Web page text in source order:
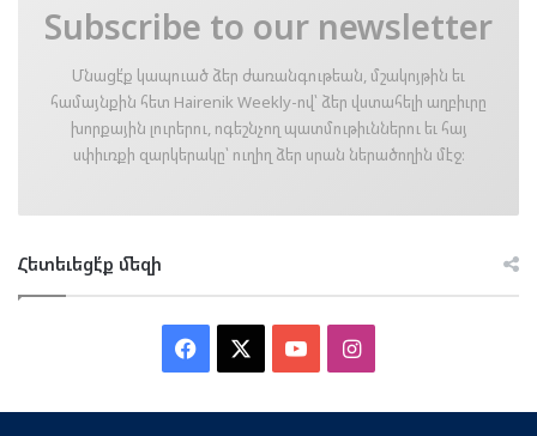
Subscribe to our newsletter
Մնացէ՛ք կապուած ձեր ժառանգութեան, մշակոյթին եւ
համայնքին հետ Hairenik Weekly-ով՝ ձեր վստահելի աղբիւրը
խորքային լուրերու, ոգեշնչող պատմութիւններու եւ հայ
սփիւռքի զարկերակը՝ ուղիղ ձեր սրան ներածողին մէջ։
Հետեւեցէ՛ք մեզի
Facebook YouTubeInstagram